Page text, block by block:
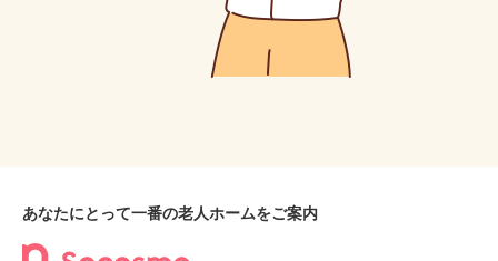
あなたにとって一番の老人ホームをご案内